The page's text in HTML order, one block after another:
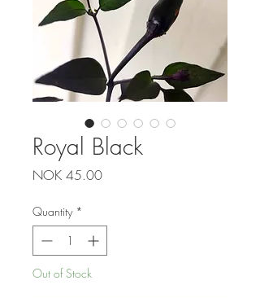
Royal Black
NOK 45.00Price
Quantity *
Out of Stock